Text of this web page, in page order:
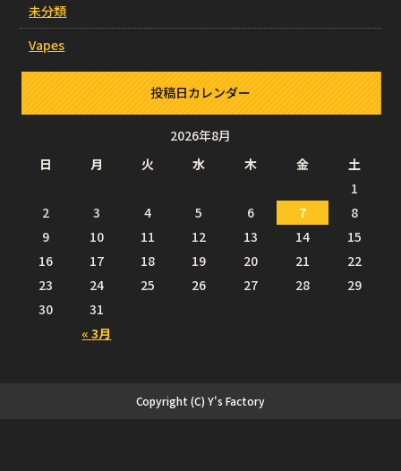
未分類
Vapes
投稿日カレンダー
2026年8月
日
月 火 水 木 金 土
« 3月
1
2
3 4 5 6 7
8
9
10 11 12 13 14
15
16
17 18 19 20 21
22
23
24 25 26 27 28
29
30
31
Copyright (C) Y's Factory